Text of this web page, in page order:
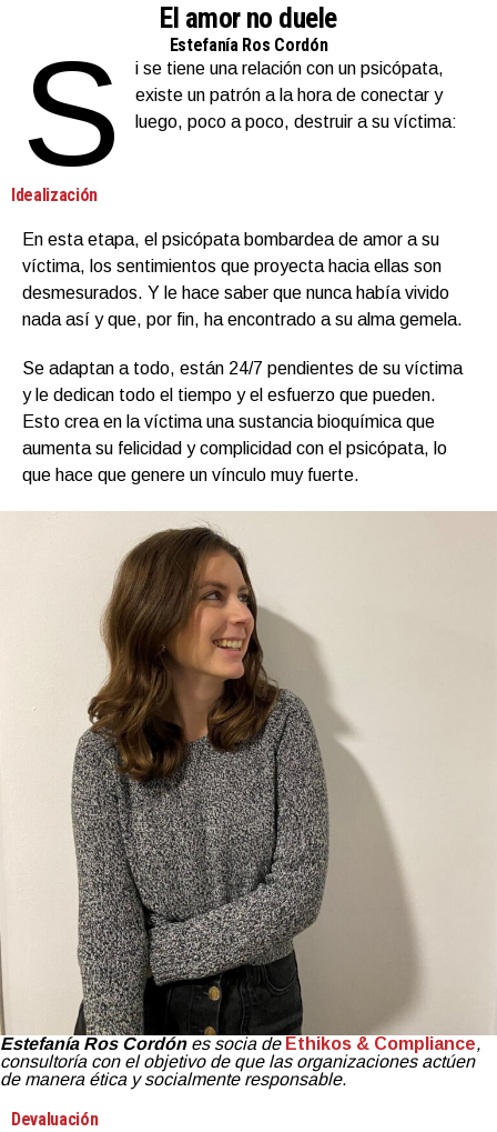
El amor no duele
Estefanía Ros Cordón
S
i se tiene una relación con un psicópata,
existe un patrón a la hora de conectar y
luego, poco a poco, destruir a su víctima:
Idealización
En esta etapa, el psicópata bombardea de amor a su
víctima, los sentimientos que proyecta hacia ellas son
desmesurados. Y le hace saber que nunca había vivido
nada así y que, por fin, ha encontrado a su alma gemela.
Se adaptan a todo, están 24/7 pendientes de su víctima
y le dedican todo el tiempo y el esfuerzo que pueden.
Esto crea en la víctima una sustancia bioquímica que
aumenta su felicidad y complicidad con el psicópata, lo
que hace que genere un vínculo muy fuerte.
Estefanía Ros Cordónes socia de Ethikos & Compliance,
consultoría con el objetivo de que las organizaciones actúen
de manera ética y socialmente responsable.
Devaluación